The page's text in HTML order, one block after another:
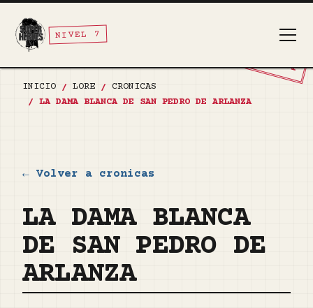
TOP SECRET
NIVEL 7
INICIO / LORE /
CRONICAS
/ LA DAMA BLANCA DE SAN PEDRO DE ARLANZA
← Volver a cronicas
LA DAMA BLANCA
DE SAN PEDRO DE
ARLANZA